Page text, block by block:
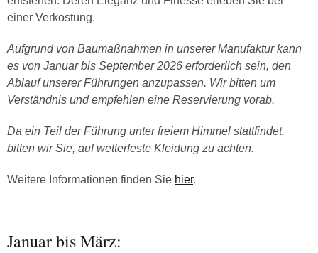
einer Verkostung.
Aufgrund von Baumaßnahmen in unserer Manufaktur kann
es von Januar bis September 2026 erforderlich sein, den
Ablauf unserer Führungen anzupassen. Wir bitten um
Verständnis und empfehlen eine Reservierung vorab.
Da ein Teil der Führung unter freiem Himmel stattfindet,
bitten wir Sie, auf wetterfeste Kleidung zu achten.
Weitere Informationen finden Sie hier.
Januar bis März: